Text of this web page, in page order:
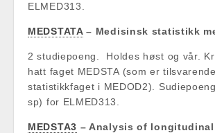
ELMED313.
MEDSTATA– Medisinsk statistikk
2 studiepoeng. Holdes høst og vår.
hatt faget MEDSTA (som er tilsvarende
statistikkfaget i MEDOD2).
sp) for ELMED313.
MEDSTA3 – Analysis of longitudinal